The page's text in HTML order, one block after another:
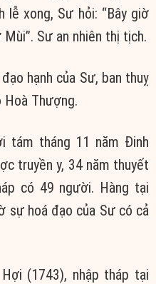
lễ xong, Sư hỏi: “Bây giờ
Sư an nhiên thị tịch.
hạnh của Sư, ban thuỵ
Hoà Thượng.
tám tháng 11 năm Đinh
truyền y, 34 năm thuyết
có 49 người. Hàng tại
sự hoá đạo của Sư có cả
(1743), nhập tháp tại